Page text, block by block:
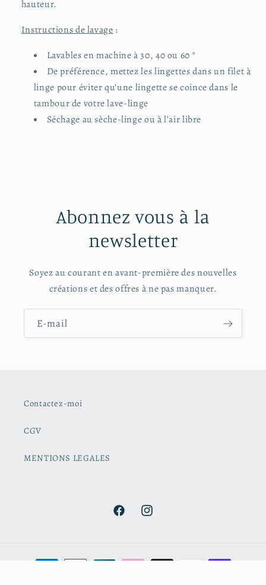
hauteur.
Instructions de lavage :
Lavables en machine à 30, 40 ou 60 °
De préférence, mettez les lingettes dans un filet à
linge pour éviter qu’une lingette se coince dans le
tambour de votre lave-linge
Séchage au sèche-linge ou à l’air libre
Abonnez vous à la
newsletter
Soyez au courant en avant-première des nouvelles
créations et des offres à ne pas manquer.
E-mail
Contactez-moi
CGV
MENTIONS LEGALES
FacebookInstagram
Moyens